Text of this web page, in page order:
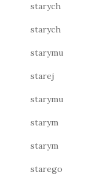
starych
starych
starymu
starej
starymu
starym
starym
starego